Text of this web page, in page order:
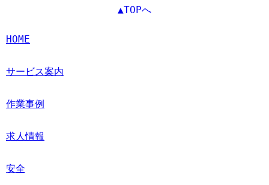
▲TOPへ
HOME
サービス案内
作業事例
求人情報
安全